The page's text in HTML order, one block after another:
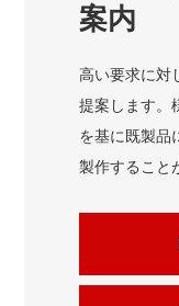
案内
高い要求に対
提案します。
を基に既製品
製作すること